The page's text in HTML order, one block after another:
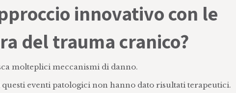
innovativo con le
del trauma cranico?
molteplici meccanismi di danno.
eventi patologici non hanno dato risultati terapeutici.